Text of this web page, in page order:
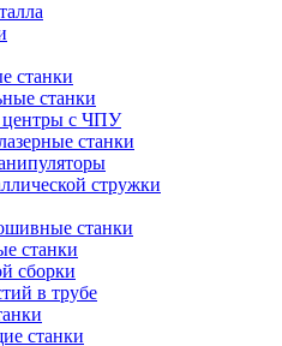
станки
станки
с ЧПУ
станки
стружки
станки
станки
сборки
в трубе